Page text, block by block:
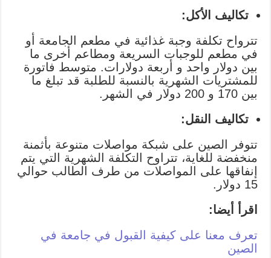
تكاليف الأكل:
تترواح تكلفة وجبة غذائية في مطعم الجامعة أو
في مطعم للوجبات السريعة ومطاعم أخرى ما
بين دولار واحد و أربعة دولارات. متوسط فاتورة
للمشتريات الشهرية بالنسبة للطلبة قد تبلغ ما
بين 170 و 200 دولار في الشهر.
تكاليف النقل:
تتوفر الصين على شبكة مواصلات متنوعة بأثمنة
منخفضة للغاية، تتراوح التكلفة الشهرية التي يتم
إنفاقها على المواصلات من طرف الطالب حوالي
15 دولار.
اقرأ أيضا:
تعرف معنا على كيفية القبول في جامعة في
الصين